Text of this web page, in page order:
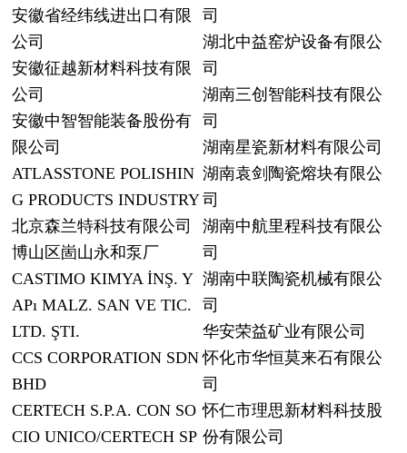
安徽省经纬线进出口有限
公司
安徽征越新材料科技有限
公司
安徽中智智能装备股份有
限公司
ATLASSTONE POLISHIN
G PRODUCTS INDUSTRY
北京森兰特科技有限公司
博山区崮山永和泵厂
CASTIMO KIMYA İNŞ. Y
APı MALZ. SAN VE TIC.
LTD. ŞTI.
CCS CORPORATION SDN
BHD
CERTECH S.P.A. CON SO
CIO UNICO/CERTECH SP
司
湖北中益窑炉设备有限公
司
湖南三创智能科技有限公
司
湖南星瓷新材料有限公司
湖南袁剑陶瓷熔块有限公
司
湖南中航里程科技有限公
司
湖南中联陶瓷机械有限公
司
华安荣益矿业有限公司
怀化市华恒莫来石有限公
司
怀仁市理思新材料科技股
份有限公司